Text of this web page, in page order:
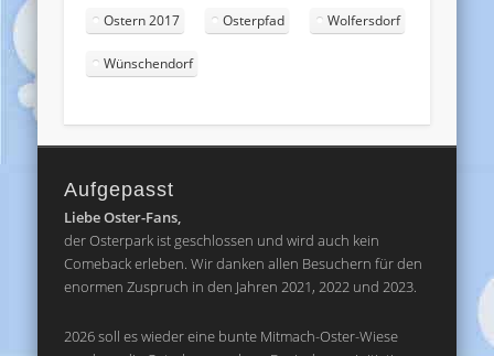
Ostern 2017 Osterpfad Wolfersdorf
Wünschendorf
Aufgepasst
Liebe Oster-Fans,
der Osterpark ist geschlossen und wird auch kein
Comeback erleben. Wir danken allen Besuchern für den
enormen Zuspruch in den Jahren 2021, 2022 und 2023.
2026 soll es wieder eine bunte Mitmach-Oster-Wiese